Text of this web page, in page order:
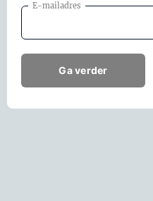
E-mailadres
Ga verder